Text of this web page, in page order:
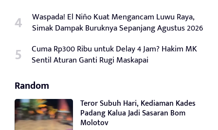
Waspada! El Niño Kuat Mengancam Luwu Raya,
Simak Dampak Buruknya Sepanjang Agustus 2026
Cuma Rp300 Ribu untuk Delay 4 Jam? Hakim MK
Sentil Aturan Ganti Rugi Maskapai
Random
Teror Subuh Hari, Kediaman Kades
Padang Kalua Jadi Sasaran Bom
Molotov